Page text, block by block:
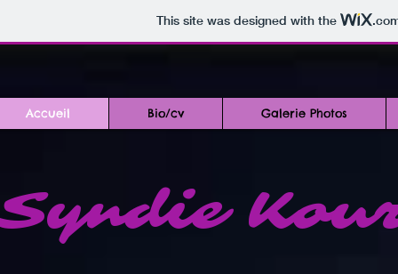
This site was designed with the
Accueil Bio/cv Galerie Photos